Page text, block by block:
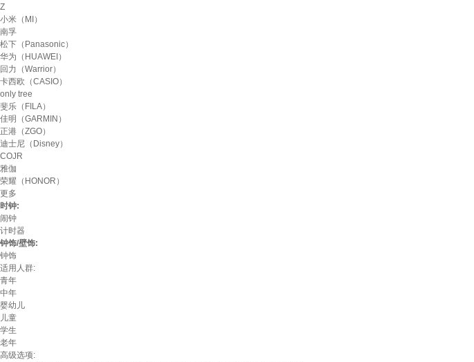
Z
小米（MI）
南孚
松下（Panasonic）
华为（HUAWEI）
回力（Warrior）
卡西欧（CASIO）
only tree
斐乐（FILA）
佳明（GARMIN）
正港（ZGO）
迪士尼（Disney）
COJR
雅伽
荣耀（HONOR）
更多
时钟:
闹钟
计时器
钟饰/壁饰:
钟饰
适用人群:
青年
中年
婴幼儿
儿童
学生
老年
高级选项: